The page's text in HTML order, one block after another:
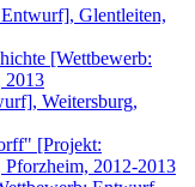
Glentleiten,
[Wettbewerb:
2013
Weitersburg,
[Projekt:
2012-2013